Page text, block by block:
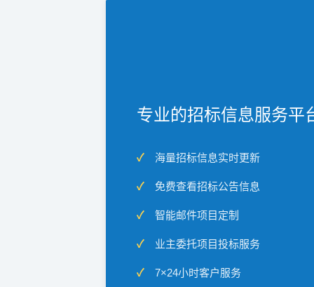
专业的招标信息服务平
海量招标信息实时更新
免费查看招标公告信息
智能邮件项目定制
业主委托项目投标服务
7×24小时客户服务